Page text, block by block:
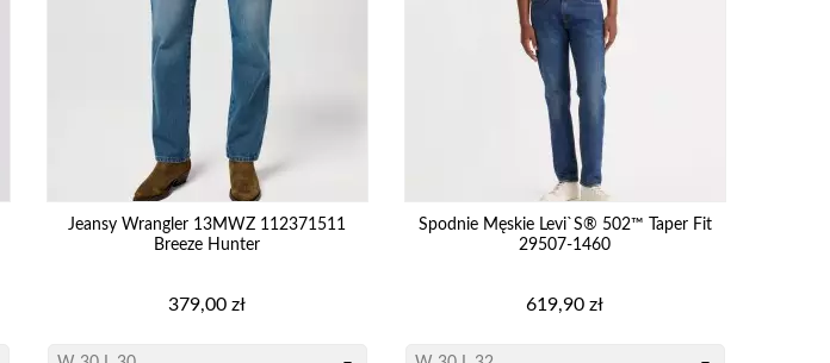
Jeansy Wrangler 13MWZ 112371511
Breeze Hunter
Cena
379,00 zł
Spodnie Męskie Levi`s® 502™ Taper Fit
29507-1460
Cena
619,90 zł